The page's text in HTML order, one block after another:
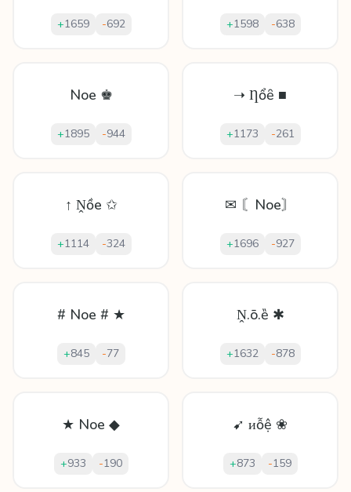
+1659 -692 +1598 -638
Noe ♚
+1895 -944
➝ Ƞổȇ ■
+1173 -261
↑ Ṋồe ✩
+1114 -324
✉ 〘Noe〙
+1696 -927
# Noe # ★
+845 -77
Ṋ.ō.ȅ ✱
+1632 -878
★ Noe ◆
+933 -190
➹ ᴎỗệ ❀
+873 -159